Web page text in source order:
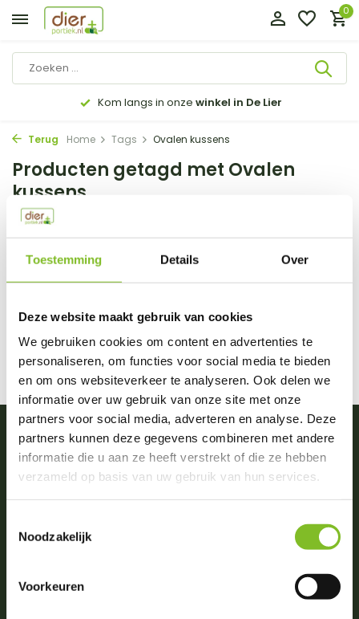
Toestemming Details Over
Deze website maakt gebruik van cookies
We gebruiken cookies om content en advertenties te
personaliseren, om functies voor social media te bieden
en om ons websiteverkeer te analyseren. Ook delen we
informatie over uw gebruik van onze site met onze
partners voor social media, adverteren en analyse. Deze
partners kunnen deze gegevens combineren met andere
informatie die u aan ze heeft verstrekt of die ze hebben
verzameld op basis van uw gebruik van hun services.
Noodzakelijk
Voorkeuren
0
Kom langs in onze winkel in De Lier
Terug Home Tags Ovalen kussens
Producten getagd met Ovalen
kussens
Filter Sorteren op:
Vragen of advies nodig?